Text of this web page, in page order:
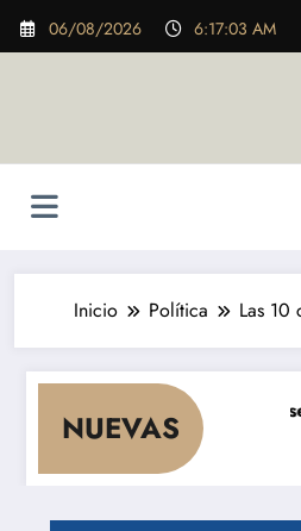
Saltar
06/08/2026 6:17:05 AM
Inicio Política Las 10
NUEVAS
5.000 millones se terminará 9